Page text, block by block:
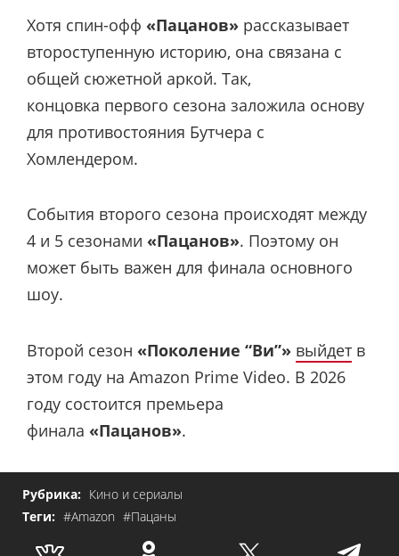
Хотя спин-офф «Пацанов» рассказывает
второступенную историю, она связана с
общей сюжетной аркой. Так,
концовка первого сезона заложила основу
для противостояния Бутчера с
Хомлендером.
События второго сезона происходят между
4 и 5 сезонами «Пацанов». Поэтому он
может быть важен для финала основного
шоу.
Второй сезон «Поколение “Ви”» выйдет в
этом году на Amazon Prime Video. В 2026
году состоится премьера
финала «Пацанов».
Рубрика: Кино и сериалы
Теги: #Amazon #Пацаны